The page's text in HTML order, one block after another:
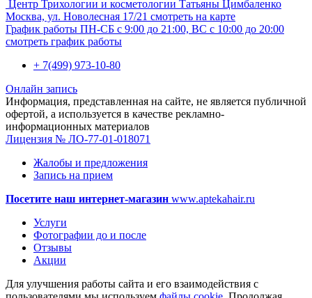
Центр Трихологии и косметологии Татьяны Цимбаленко
Москва, ул. Новолесная 17/21 смотреть на карте
График работы ПН-СБ с 9:00 до 21:00, ВС с 10:00 до 20:00
смотреть график работы
+ 7(499) 973-10-80
Онлайн запись
Информация, представленная на сайте, не является публичной
офертой, а используется в качестве рекламно-
информационных материалов
Лицензия № ЛО-77-01-018071
Жалобы и предложения
Запись на прием
Посетите наш интернет-магазин www.aptekahair.ru
Услуги
Фотографии до и после
Отзывы
Акции
Для улучшения работы сайта и его взаимодействия с